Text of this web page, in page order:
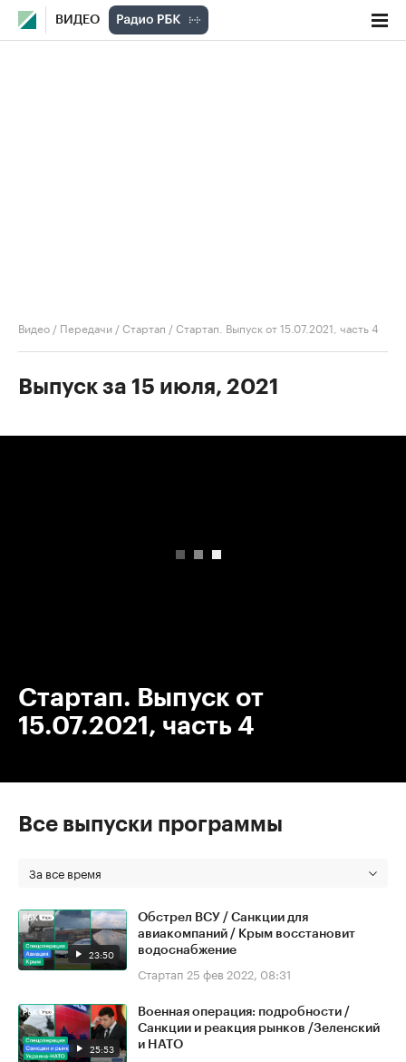
ВИДЕО
Видео / Передачи /Стартап /Стартап. Выпуск от 15.07.2021, часть 4
Выпуск за 15 июля, 2021
Стартап. Выпуск от
15.07.2021, часть 4
Все выпуски программы
За все время
23:50
Обстрел ВСУ / Санкции для
авиакомпаний / Крым восстановит
водоснабжение
Стартап 25 фев 2022, 08:31
25:53
Военная операция: подробности /
Санкции и реакция рынков /Зеленский
и НАТО